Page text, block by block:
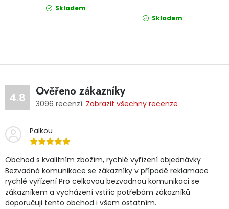
Skladem
Skladem
4.8 Ověřeno zákazníky
3096 recenzí. Zobrazit všechny recenze
Palkou
Obchod s kvalitním zbožím, rychlé vyřízení objednávky
Bezvadná komunikace se zákazníky v případě reklamace
rychlé vyřízení Pro celkovou bezvadnou komunikaci se
zákazníkem a vycházení vstříc potřebám zákazníků
doporučuji tento obchod i všem ostatním.